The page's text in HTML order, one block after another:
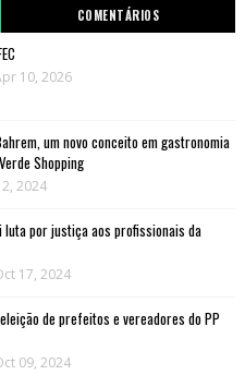
COMENTÁRIOS
10, 2026
um novo conceito em gastronomia
Shopping
2024
luta por justiça aos profissionais da
17, 2024
de prefeitos e vereadores do PP
09, 2024